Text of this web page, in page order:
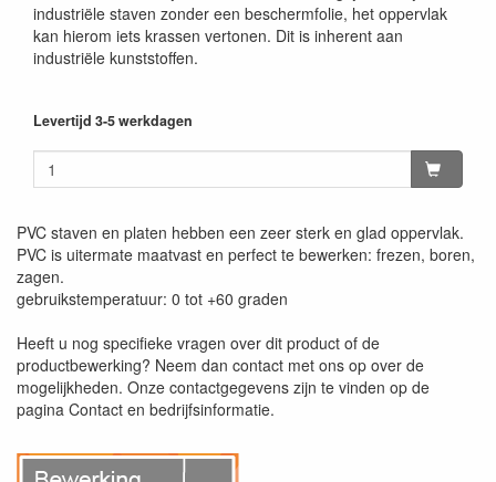
industriële staven zonder een beschermfolie, het oppervlak
kan hierom iets krassen vertonen. Dit is inherent aan
industriële kunststoffen.
Levertijd 3-5 werkdagen
PVC staven en platen hebben een zeer sterk en glad oppervlak.
PVC is uitermate maatvast en perfect te bewerken: frezen, boren,
zagen.
gebruikstemperatuur: 0 tot +60 graden
Heeft u nog specifieke vragen over dit product of de
productbewerking? Neem dan contact met ons op over de
mogelijkheden. Onze contactgegevens zijn te vinden op de
pagina Contact en bedrijfsinformatie.